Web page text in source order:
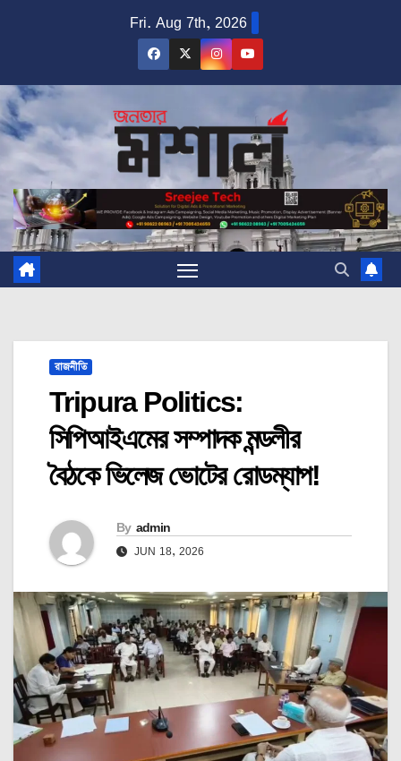
Fri. Aug 7th, 2026
রাজনীতি
Tripura Politics:
সিপিআইএমের সম্পাদক মন্ডলীর
বৈঠকে ভিলেজ ভোটের রোডম্যাপ!
By admin
JUN 18, 2026